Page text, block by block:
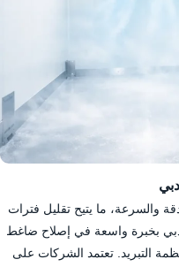
والسرعة، ما يتيح تقليل فترات
بخبرة واسعة في إصلاح ضاغط
التبريد. تعتمد الشركات على